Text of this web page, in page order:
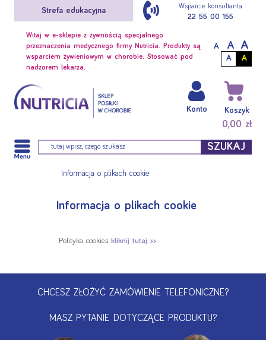
Strefa edukacyjna
Witaj w e-sklepie z żywnością specjalnego
przeznaczenia medycznego firmy Nutricia. Produkty są
wsparciem żywieniowym w chorobie. Stosować pod
nadzorem lekarza.
A A A
A A
Wsparcie konsultanta
22 55 00 155
SZUKAJ
Konto Koszyk
0,00 zł
Informacja o plikach cookie
Informacja o plikach cookie
Polityka cookies kliknij tutaj >>
CHCESZ ZŁOŻYĆ ZAMÓWIENIE TELEFONICZNE?
MASZ PYTANIE DOTYCZĄCE PRODUKTU?